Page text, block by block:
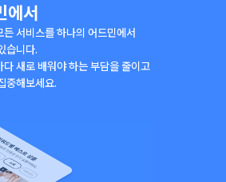
에서
서비스를 하나의 어드민에서
습니다.
다 새로 배워야 하는 부담을 줄이고
중해보세요.